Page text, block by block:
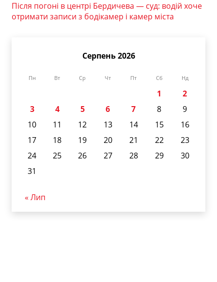
Після погоні в центрі Бердичева — суд: водій хоче
отримати записи з бодікамер і камер міста
Серпень 2026
Пн Вт Ср Чт Пт Сб Нд
1
2
3
4 5 6 7 8
9
10
11 12 13 14 15
16
17
18 19 20 21 22
23
24
25 26 27 28 29
30
31
« Лип